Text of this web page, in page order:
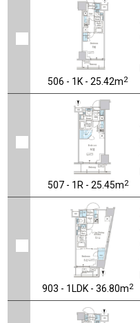
506 - 1K - 25.42m2
507 - 1R - 25.45m2
903 - 1LDK - 36.80m2